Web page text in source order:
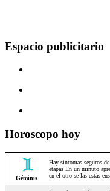
Espacio publicitario
Horoscopo hoy